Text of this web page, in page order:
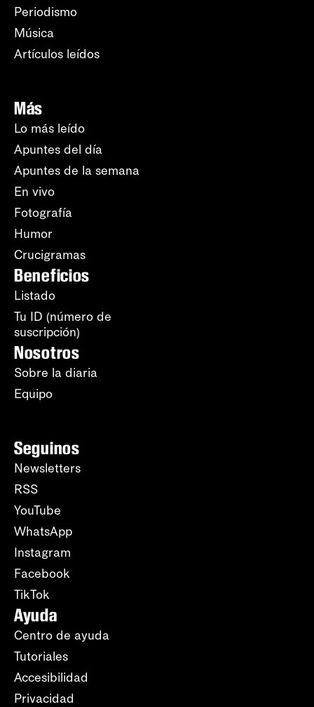
Periodismo
Música
Artículos leídos
Más
Lo más leído
Apuntes del día
Apuntes de la semana
En vivo
Fotografía
Humor
Crucigramas
Beneficios
Listado
Tu ID (número de
suscripción)
Nosotros
Sobre la diaria
Equipo
Seguinos
Newsletters
RSS
YouTube
WhatsApp
Instagram
Facebook
TikTok
Ayuda
Centro de ayuda
Tutoriales
Accesibilidad
Privacidad